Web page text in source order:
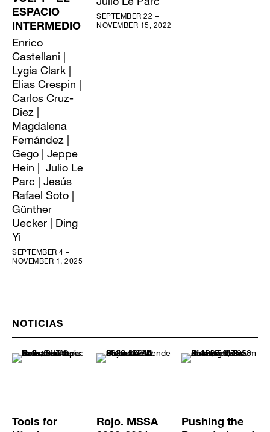
ESPACIO
INTERMEDIO
Enrico
Castellani |
Lygia Clark |
Elias Crespin |
Carlos Cruz-
Diez |
Magdalena
Fernández |
Gego | Jeppe
Hein | Julio Le
Parc | Jesús
Rafael Soto |
Günther
Uecker | Ding
Yi
SEPTEMBER 4 –
NOVEMBER 1, 2025
SEPTEMBER 22 –
NOVEMBER 15, 2022
NOTICIAS
Tools for
Rojo. MSSA
Pushing the